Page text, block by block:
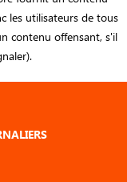
les utilisateurs de tous
contenu offensant, s'il